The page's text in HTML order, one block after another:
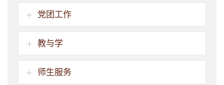
党团工作
教与学
师生服务